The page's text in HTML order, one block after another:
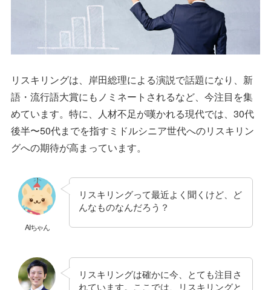
リスキリングは、岸田総理による演説で話題になり、新
語・流行語大賞にもノミネートされるなど、今注目を集
めています。特に、人材不足が嘆かれる現代では、30代
後半〜50代までを指すミドルシニア世代へのリスキリン
グへの期待が高まっています。
AIちゃん
リスキリングって最近よく聞くけど、ど
んなものなんだろう？
リスキリングは確かに今、とても注目さ
れています。ここでは、リスキリングと